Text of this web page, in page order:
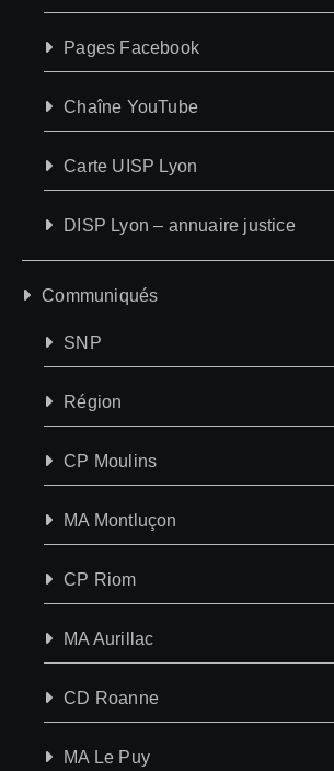
Pages Facebook
Chaîne YouTube
Carte UISP Lyon
DISP Lyon – annuaire justice
Communiqués
SNP
Région
CP Moulins
MA Montluçon
CP Riom
MA Aurillac
CD Roanne
MA Le Puy